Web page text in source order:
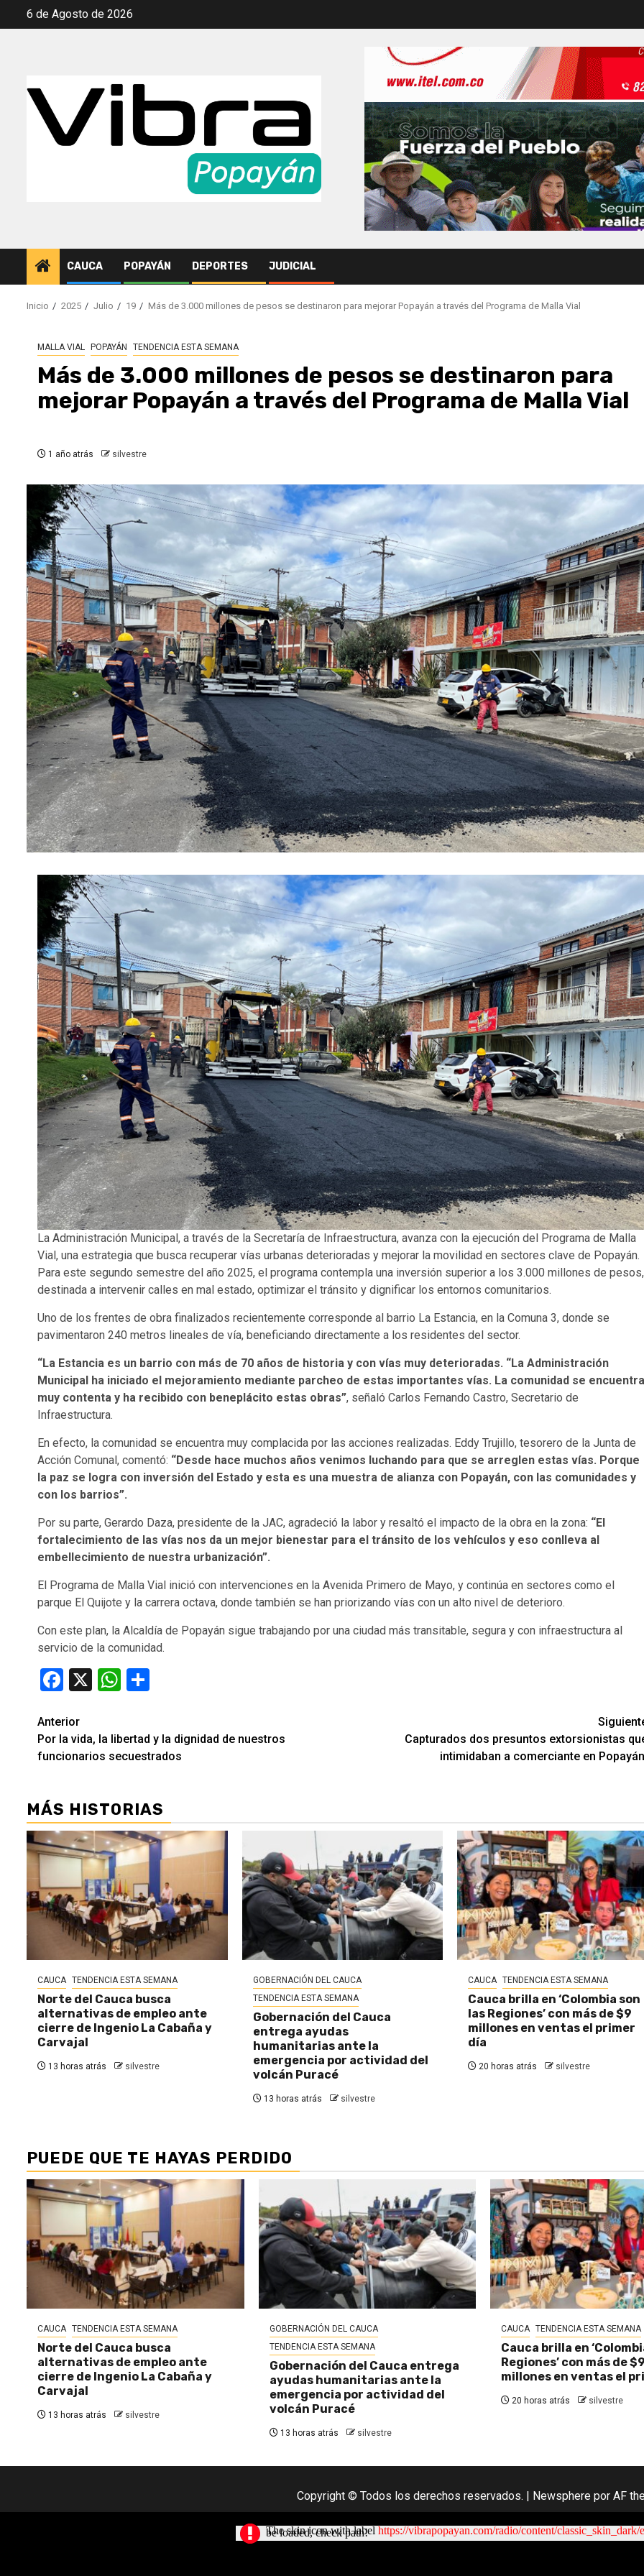
Saltar6 de Agosto de 2026
CAUCA POPAYÁN DEPORTES JUDICIAL
Inicio 2025 Julio 19 Más de 3.000 millones de pesos se destinaron para mejorar Popayán a través del Programa de Malla Vial
MALLA VIAL POPAYÁN TENDENCIA ESTA SEMANA
Más de 3.000 millones de pesos se destinaron para
mejorar Popayán a través del Programa de Malla Vial
1 año atrás silvestre
La Administración Municipal, a través de la Secretaría de Infraestructura, avanza con la ejecución del Programa de Malla
Vial, una estrategia que busca recuperar vías urbanas deterioradas y mejorar la movilidad en sectores clave de Popayán.
Para este segundo semestre del año 2025, el programa contempla una inversión superior a los 3.000 millones de pesos,
destinada a intervenir calles en mal estado, optimizar el tránsito y dignificar los entornos comunitarios.
Uno de los frentes de obra finalizados recientemente corresponde al barrio La Estancia, en la Comuna 3, donde se
pavimentaron 240 metros lineales de vía, beneficiando directamente a los residentes del sector.
“La Estancia es un barrio con más de 70 años de historia y con vías muy deterioradas. “La Administración
Municipal ha iniciado el mejoramiento mediante parcheo de estas importantes vías. La comunidad se encuentra
muy contenta y ha recibido con beneplácito estas obras”, señaló Carlos Fernando Castro, Secretario de
Infraestructura.
En efecto, la comunidad se encuentra muy complacida por las acciones realizadas. Eddy Trujillo, tesorero de la Junta de
Acción Comunal, comentó: “Desde hace muchos años venimos luchando para que se arreglen estas vías. Porque
la paz se logra con inversión del Estado y esta es una muestra de alianza con Popayán, con las comunidades y
con los barrios”.
Por su parte, Gerardo Daza, presidente de la JAC, agradeció la labor y resaltó el impacto de la obra en la zona: “El
fortalecimiento de las vías nos da un mejor bienestar para el tránsito de los vehículos y eso conlleva al
embellecimiento de nuestra urbanización”.
El Programa de Malla Vial inició con intervenciones en la Avenida Primero de Mayo, y continúa en sectores como el
parque El Quijote y la carrera octava, donde también se han priorizando vías con un alto nivel de deterioro.
Con este plan, la Alcaldía de Popayán sigue trabajando por una ciudad más transitable, segura y con infraestructura al
servicio de la comunidad.
Facebook
X WhatsApp
Seguir
leyendo
Anterior
Por la vida, la libertad y la dignidad de nuestros
funcionarios secuestrados
Capturados dos presuntos extorsionistas
intimidaban a comerciante en
MÁS HISTORIAS
CAUCA TENDENCIA ESTA SEMANA
Norte del Cauca busca
alternativas de empleo ante
cierre de Ingenio La Cabaña y
Carvajal
13 horas atrás silvestre
GOBERNACIÓN DEL CAUCA
TENDENCIA ESTA SEMANA
Gobernación del Cauca
entrega ayudas
humanitarias ante la
emergencia por actividad del
volcán Puracé
13 horas atrás silvestre
CAUCA TENDENCIA ESTA SEMANA
Cauca brilla en ‘Colombia son
las Regiones’ con más de $9
millones en ventas el primer
día
20 horas atrás silvestre
PUEDE QUE TE HAYAS PERDIDO
CAUCA TENDENCIA ESTA SEMANA
Norte del Cauca busca
alternativas de empleo ante
cierre de Ingenio La Cabaña y
Carvajal
13 horas atrás silvestre
GOBERNACIÓN DEL CAUCA
TENDENCIA ESTA SEMANA
Gobernación del Cauca entrega
ayudas humanitarias ante la
emergencia por actividad del
volcán Puracé
13 horas atrás silvestre
CAUCA TENDENCIA ESTA SEMANA
Cauca brilla en
Regiones’ con más de
millones en ventas el
20 horas atrás silvestre
Copyright © Todos los derechos reservados. | Newspherepor AF